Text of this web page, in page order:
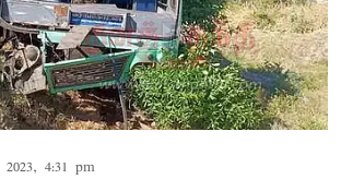
2023, 4:31 pm